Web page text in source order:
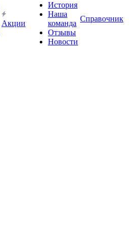
Акции
История
Наша
команда
Отзывы
Новости
Справочник